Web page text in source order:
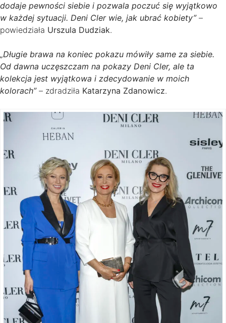
dodaje pewności siebie i pozwala poczuć się wyjątkowo
w każdej sytuacji. Deni Cler wie, jak ubrać kobiety”–
powiedziała Urszula Dudziak.
„Długie brawa na koniec pokazu mówiły same za siebie.
Od dawna uczęszczam na pokazy Deni Cler, ale ta
kolekcja jest wyjątkowa i zdecydowanie w moich
kolorach”– zdradziła Katarzyna Zdanowicz.